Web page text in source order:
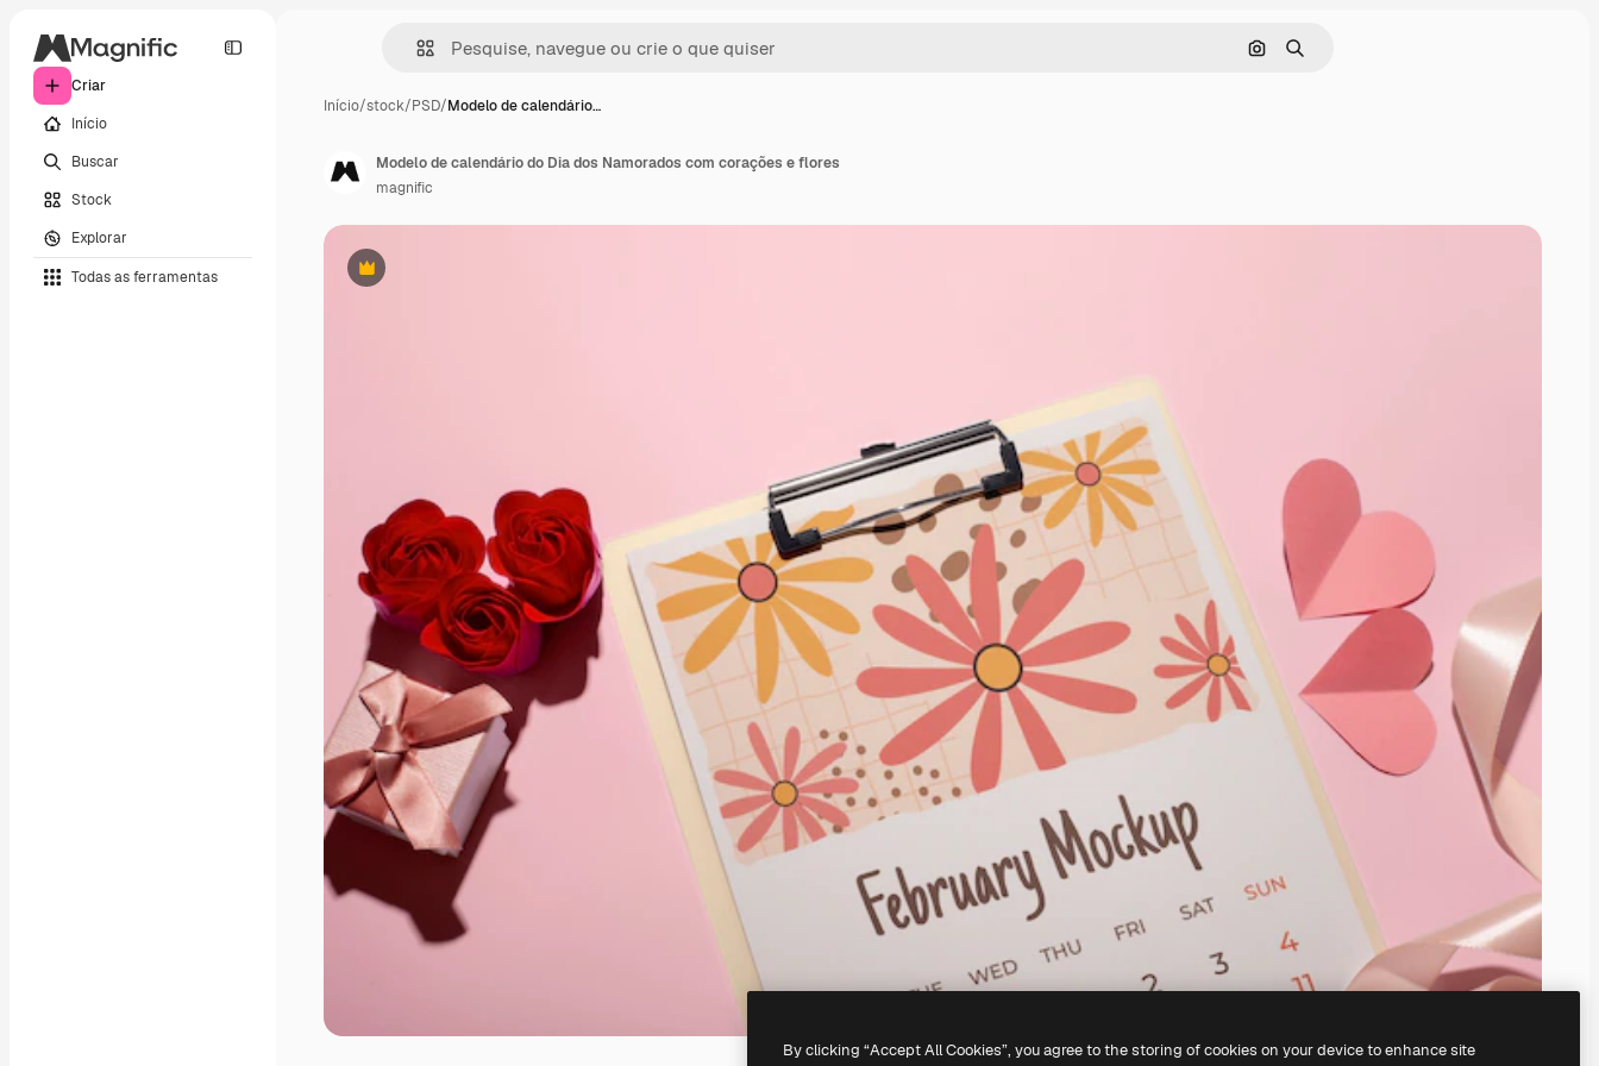
Criar
Início
Buscar
Stock
Explorar
Todas as ferramentas
Pesquisar por imagem
Buscar
Início/stock/PSD/Modelo de calendário…
Premium
Modelo de calendário do Dia dos Namorados com corações e flores
magnific
By clicking “Accept All Cookies”, you agree to the storing of cookies on your device to enhance site